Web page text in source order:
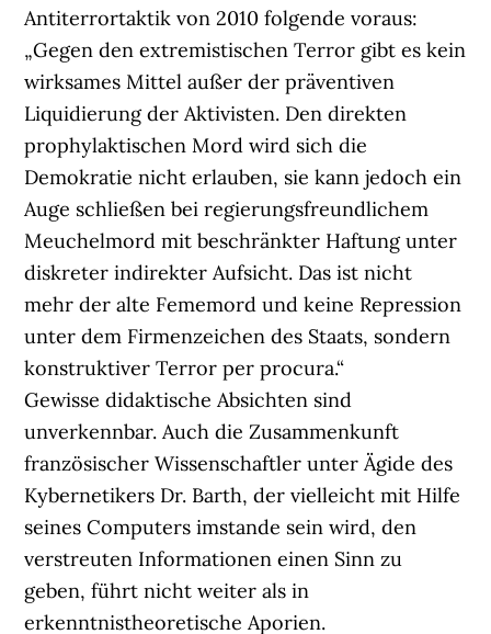
Antiterrortaktik von 2010 folgende voraus:
„Gegen den extremistischen Terror gibt es kein
wirksames Mittel außer der präventiven
Liquidierung der Aktivisten. Den direkten
prophylaktischen Mord wird sich die
Demokratie nicht erlauben, sie kann jedoch ein
Auge schließen bei regierungsfreundlichem
Meuchelmord mit beschränkter Haftung unter
diskreter indirekter Aufsicht. Das ist nicht
mehr der alte Fememord und keine Repression
unter dem Firmenzeichen des Staats, sondern
konstruktiver Terror per procura.“
Gewisse didaktische Absichten sind
unverkennbar. Auch die Zusammenkunft
französischer Wissenschaftler unter Ägide des
Kybernetikers Dr. Barth, der vielleicht mit Hilfe
seines Computers imstande sein wird, den
verstreuten Informationen einen Sinn zu
geben, führt nicht weiter als in
erkenntnistheoretische Aporien.